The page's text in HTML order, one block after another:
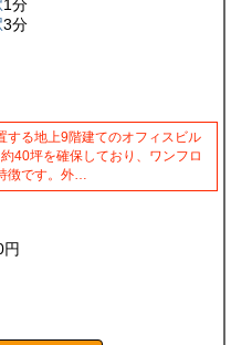
1分
3分
する地上9階建てのオフィスビル
40坪を確保しており、ワンフロ
徴です。外…
円